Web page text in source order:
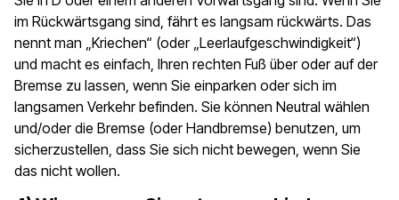
im Rückwärtsgang sind, fährt es langsam rückwärts. Das
nennt man „Kriechen“ (oder „Leerlaufgeschwindigkeit“)
und macht es einfach, Ihren rechten Fuß über oder auf der
Bremse zu lassen, wenn Sie einparken oder sich im
langsamen Verkehr befinden. Sie können Neutral wählen
und/oder die Bremse (oder Handbremse) benutzen, um
sicherzustellen, dass Sie sich nicht bewegen, wenn Sie
das nicht wollen.